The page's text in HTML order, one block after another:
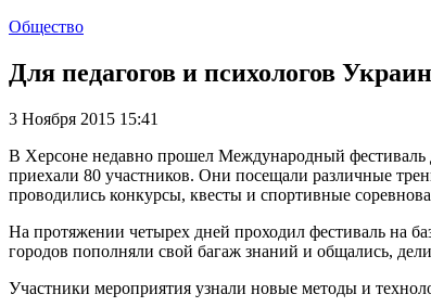
Общество
Для педагогов и психологов
3 Ноября 2015 15:41
В Херсоне недавно прошел Международный фестиваль
приехали 80 участников. Они посещали различные
проводились конкурсы, квесты и спортивные
На протяжении четырех дней проходил фестиваль на
городов пополняли свой багаж знаний и общались,
Участники мероприятия узнали новые методы и